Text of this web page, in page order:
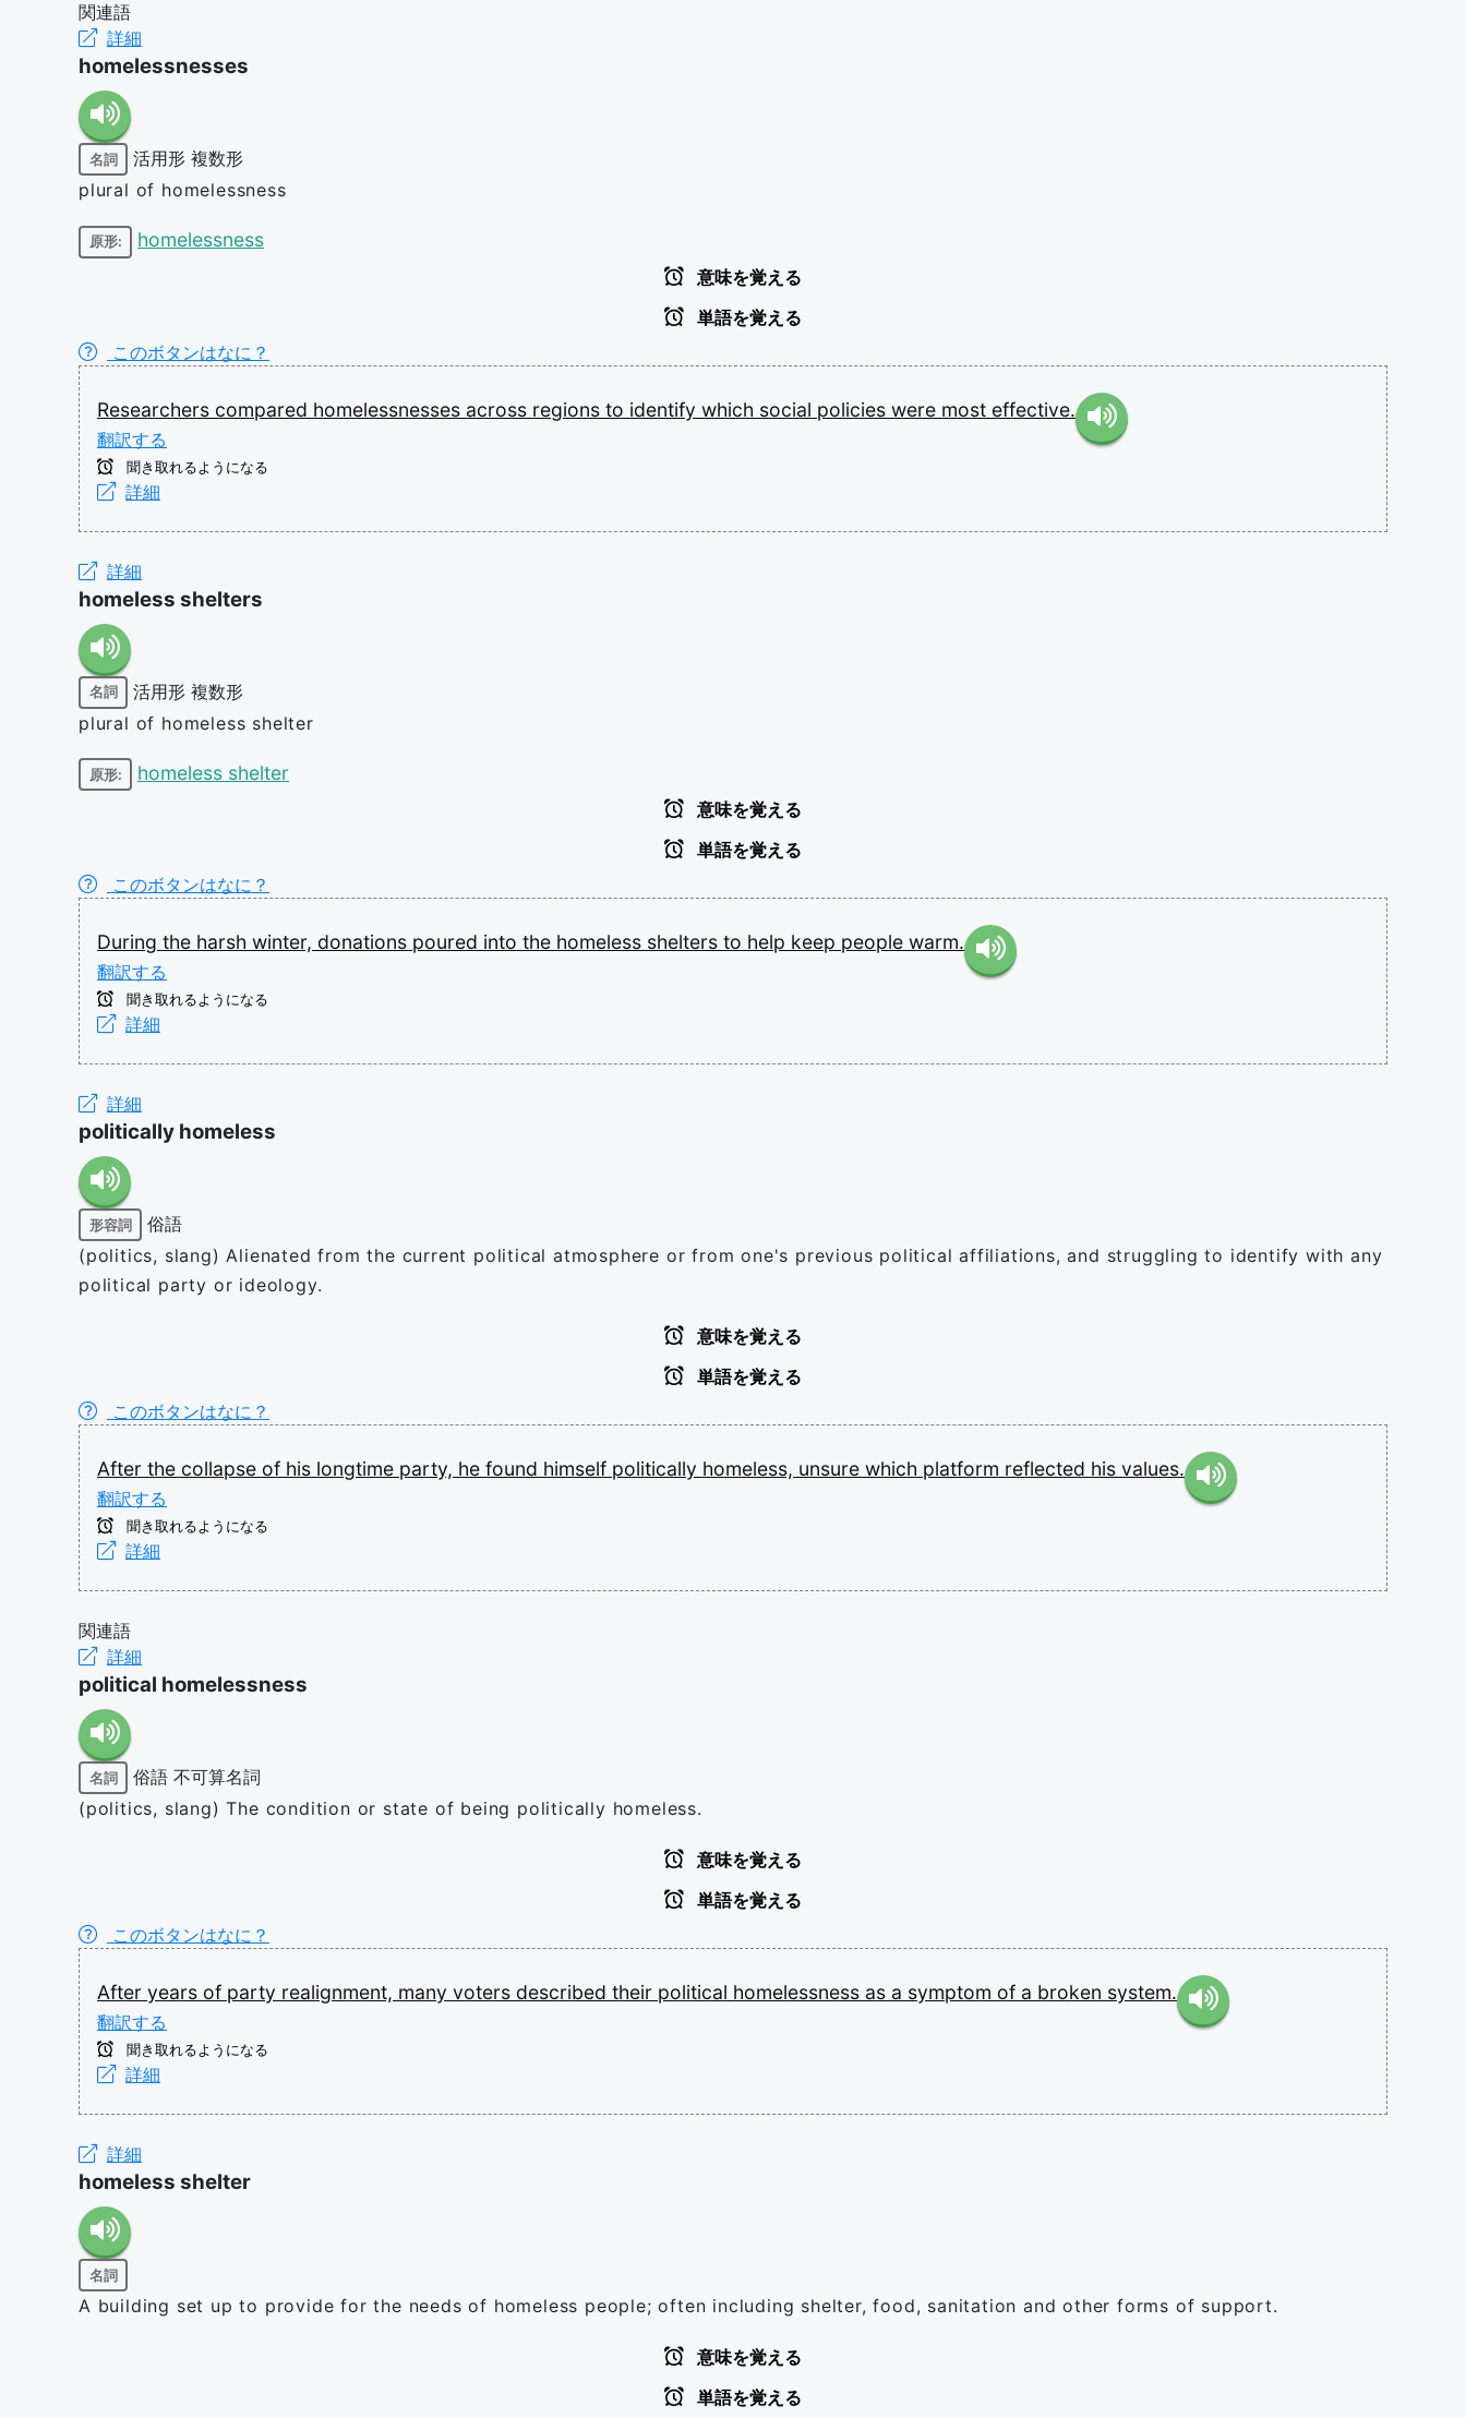
関連語
詳細
homelessnesses
名詞 活用形 複数形
plural of homelessness
原形: homelessness
意味を覚える
単語を覚える
このボタンはなに？
Researchers compared homelessnesses across regions to identify which social policies were most effective.
翻訳する
聞き取れるようになる
詳細
詳細
homeless shelters
名詞 活用形 複数形
plural of homeless shelter
原形: homeless shelter
意味を覚える
単語を覚える
このボタンはなに？
During the harsh winter, donations poured into the homeless shelters to help keep people warm.
翻訳する
聞き取れるようになる
詳細
詳細
politically homeless
形容詞
俗語
(politics, slang) Alienated from the current political atmosphere or from one's previous political affiliations, and struggling to identify with any
political party or ideology.
意味を覚える
単語を覚える
このボタンはなに？
After the collapse of his longtime party, he found himself politically homeless, unsure which platform reflected his values.
翻訳する
聞き取れるようになる
詳細
関連語
詳細
political homelessness
名詞 俗語 不可算名詞
(politics, slang) The condition or state of being politically homeless.
意味を覚える
単語を覚える
このボタンはなに？
After years of party realignment, many voters described their political homelessness as a symptom of a broken system.
翻訳する
聞き取れるようになる
詳細
詳細
homeless shelter
名詞
A building set up to provide for the needs of homeless people; often including shelter, food, sanitation and other forms of support.
意味を覚える
単語を覚える